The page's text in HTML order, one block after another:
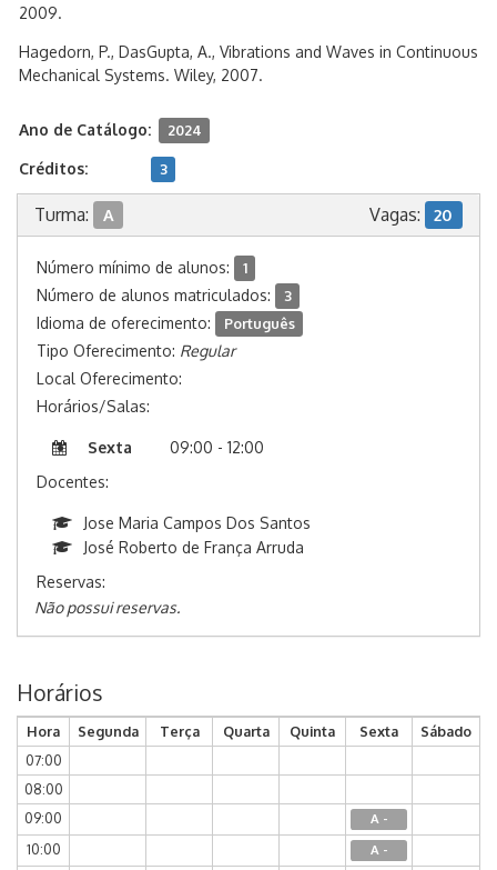
2009.
Hagedorn, P., DasGupta, A., Vibrations and Waves in Continuous
Mechanical Systems. Wiley, 2007.
Ano de Catálogo: 2024
Créditos: 3
Turma: A Vagas: 20
Número mínimo de alunos: 1
Número de alunos matriculados: 3
Idioma de oferecimento: Português
Tipo Oferecimento: Regular
Local Oferecimento:
Horários/Salas:
Sexta
09:00 - 12:00
Docentes:
Jose Maria Campos Dos Santos
José Roberto de França Arruda
Reservas:
Não possui reservas.
Horários
Hora Segunda Terça Quarta Quinta Sexta
Sábado
07:00
08:00
09:00
A -
10:00 A -